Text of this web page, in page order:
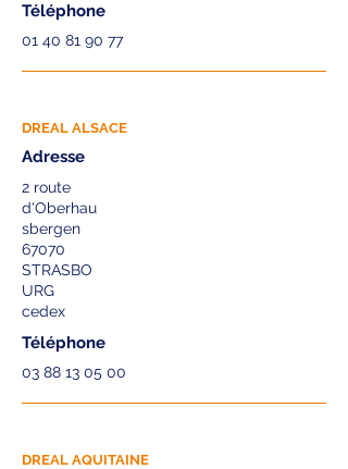
Téléphone
01 40 81 90 77
DREAL ALSACE
Adresse
2 route
d'Oberhau
sbergen
67070
STRASBO
URG
cedex
Téléphone
03 88 13 05 00
DREAL AQUITAINE